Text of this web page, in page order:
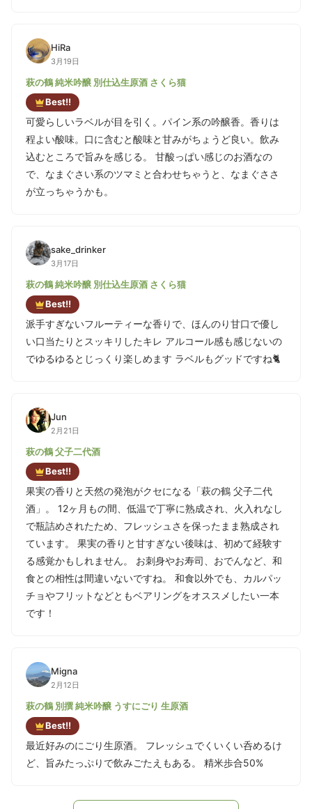
HiRa
3月19日
萩の鶴 純米吟醸 別仕込生原酒 さくら猫
Best!!
可愛らしいラベルが目を引く。パイン系の吟醸香。香りは
程よい酸味。口に含むと酸味と甘みがちょうど良い。飲み
込むところで旨みを感じる。 甘酸っぱい感じのお酒なの
で、なまぐさい系のツマミと合わせちゃうと、なまぐささ
が立っちゃうかも。
sake_drinker
3月17日
萩の鶴 純米吟醸 別仕込生原酒 さくら猫
Best!!
派手すぎないフルーティーな香りで、ほんのり甘口で優し
い口当たりとスッキリしたキレ アルコール感も感じないの
でゆるゆるとじっくり楽しめます ラベルもグッドですね🐈️
Jun
2月21日
萩の鶴 父子二代酒
Best!!
果実の香りと天然の発泡がクセになる「萩の鶴 父子二代
酒」。 12ヶ月もの間、低温で丁寧に熟成され、火入れなし
で瓶詰めされたため、フレッシュさを保ったまま熟成され
ています。 果実の香りと甘すぎない後味は、初めて経験す
る感覚かもしれません。 お刺身やお寿司、おでんなど、和
食との相性は間違いないですね。 和食以外でも、カルパッ
チョやフリットなどともベアリングをオススメしたい一本
です！
Migna
2月12日
萩の鶴 別撰 純米吟醸 うすにごり 生原酒
Best!!
最近好みのにごり生原酒。 フレッシュでくいくい呑めるけ
ど、旨みたっぷりで飲みごたえもある。 精米歩合50%